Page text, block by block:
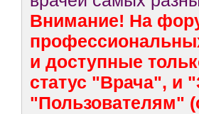
Внимание! На
и доступные
статус "Врача", и
"Пользователям"